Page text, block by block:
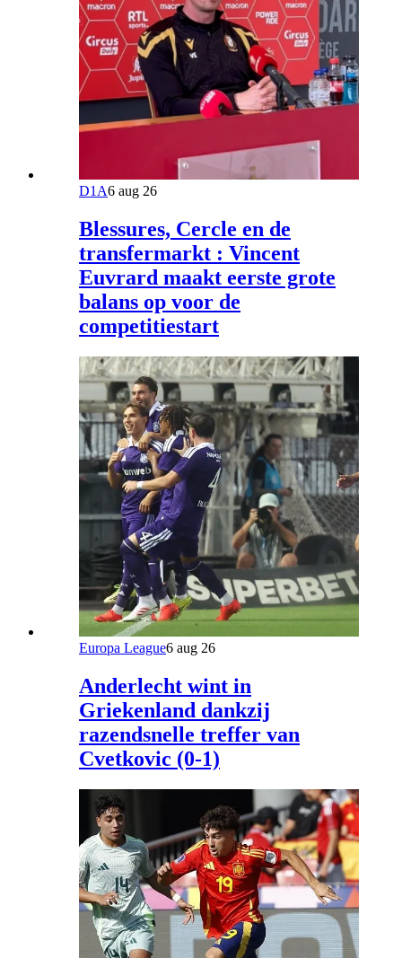
D1A6 aug 26
Blessures, Cercle en de
transfermarkt : Vincent
Euvrard maakt eerste grote
balans op voor de
competitiestart
Europa League6 aug 26
Anderlecht wint in
Griekenland dankzij
razendsnelle treffer van
Cvetkovic (0-1)